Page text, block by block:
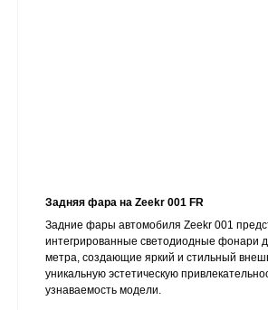
Задняя фара на Zeekr 001 FR
Задние фары автомобиля Zeekr 001
интегрированные светодиодные фонари
метра, создающие яркий и стильный
уникальную эстетическую
узнаваемость модели.